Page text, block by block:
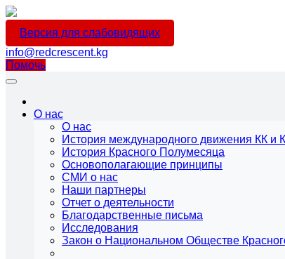
Версия для слабовидящих
info@redcrescent.kg
Помочь
О нас
О нас
История международного движения КК и
История Красного Полумесяца
Основополагающие принципы
СМИ о нас
Наши партнеры
Отчет о деятельности
Благодарственные письма
Исследования
Закон о Национальном Обществе